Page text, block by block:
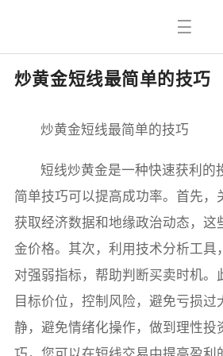
炒黄金短线最简单的技巧
炒黄金短线最简单的技巧
短线炒黄金是一种快速获利的
简单技巧可以提高成功率。首先，
获取经济数据和地缘政治动态，这
金价格。其次，利用技术分析工具
对强弱指标，帮助判断买卖时机。
目标价位，控制风险，避免亏损过
静，避免情绪化操作，做到理性投